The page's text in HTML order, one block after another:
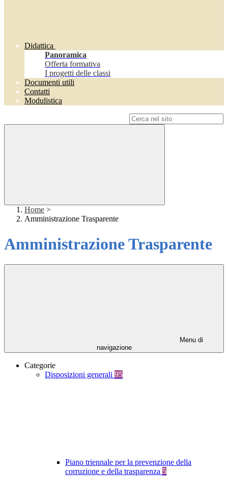
Didattica
Panoramica
Offerta formativa
I progetti delle classi
Documenti utili
Contatti
Modulistica
Home >
Amministrazione Trasparente
Amministrazione Trasparente
Menu di
navigazione
Categorie
Disposizioni generali 95
Piano triennale per la prevenzione della
corruzione e della trasparenza 5